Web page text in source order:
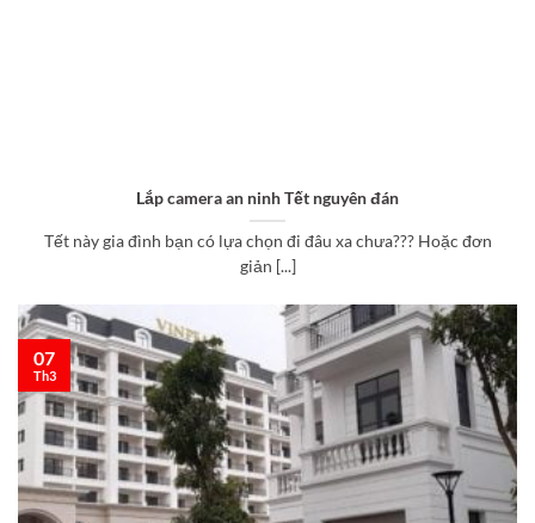
Lắp camera an ninh Tết nguyên đán
Tết này gia đình bạn có lựa chọn đi đâu xa chưa??? Hoặc đơn
giản [...]
07
Th3